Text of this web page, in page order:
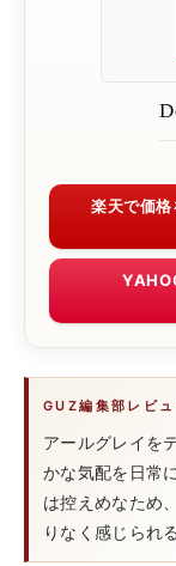
楽天で価格
GUZ編集部レビュ
アールグレイを
かな気配を日常
は控えめなため
りなく感じられ